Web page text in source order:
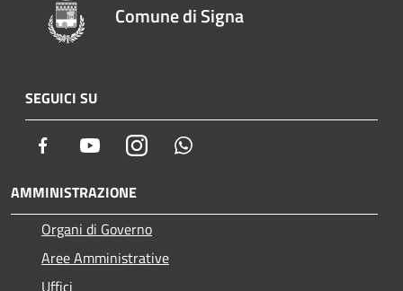
Comune di Signa
SEGUICI SU
Facebook YoutubeInstagram
AMMINISTRAZIONE
Organi di Governo
Aree Amministrative
Uffici